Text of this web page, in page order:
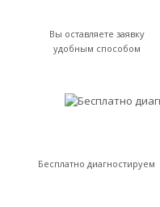
Вы оставляете заявку
удобным способом
Бесплатно диагностируем